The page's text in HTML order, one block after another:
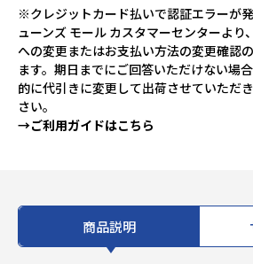
※クレジットカード払いで認証エラーが
ューンズ モール カスタマーセンターより
への変更またはお支払い方法の変更確認
ます。期日までにご回答いただけない場
的に代引きに変更して出荷させていただ
さい。
→ご利用ガイドはこちら
商品説明